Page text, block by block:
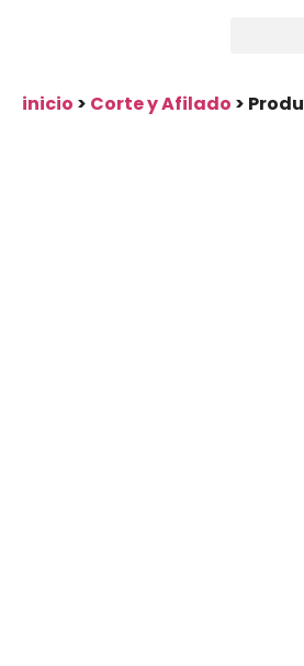
inicio > Corte y Afilado >